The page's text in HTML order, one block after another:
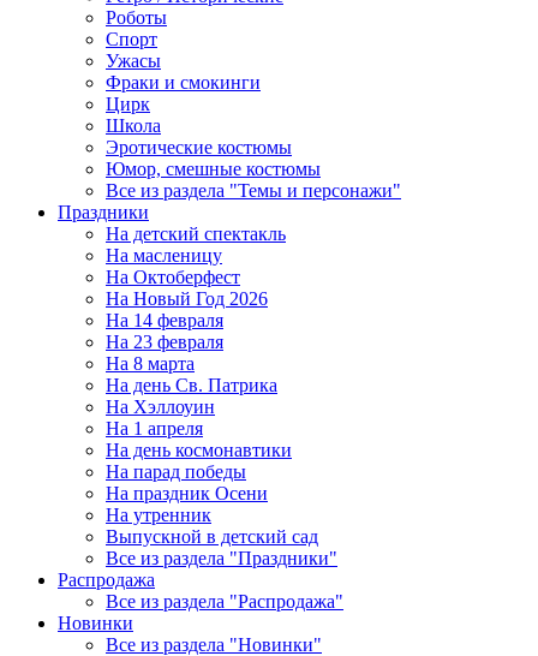
Роботы
Спорт
Ужасы
Фраки и смокинги
Цирк
Школа
Эротические костюмы
Юмор, смешные костюмы
Все из раздела "Темы и персонажи"
Праздники
На детский спектакль
На масленицу
На Октоберфест
На Новый Год 2026
На 14 февраля
На 23 февраля
На 8 марта
На день Св. Патрика
На Хэллоуин
На 1 апреля
На день космонавтики
На парад победы
На праздник Осени
На утренник
Выпускной в детский сад
Все из раздела "Праздники"
Распродажа
Все из раздела "Распродажа"
Новинки
Все из раздела "Новинки"